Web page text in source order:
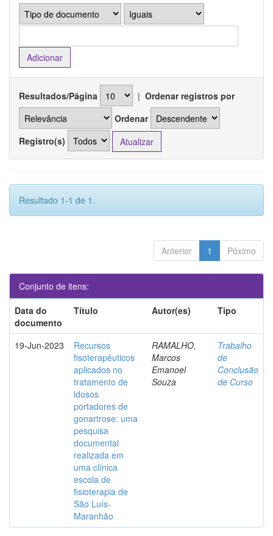
Resultados/Página | Ordenar registros por
Ordenar
Registro(s)
Resultado 1-1 de 1.
Anterior 1 Póximo
Conjunto de itens:
Data do
documento
Título Autor(es) Tipo
19-Jun-2023
Recursos
fisoterapêuticos
aplicados no
tratamento de
idosos
portadores de
gonartrose: uma
pesquisa
documental
realizada em
uma clínica
escola de
fisioterapia de
São Luís-
Maranhão
RAMALHO,
Marcos
Emanoel
Souza
Trabalho
de
Conclusão
de Curso